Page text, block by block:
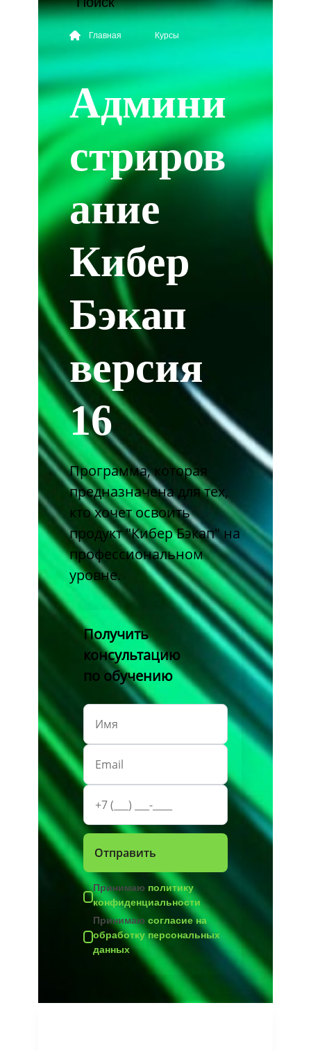
Главная Курсы
Админи
стриров
ание
Кибер
Бэкап
версия
16
Программа, которая
предназначена для тех,
кто хочет освоить
продукт "Кибер Бэкап" на
профессиональном
уровне.
Получить
консультацию
по обучению
Принимаю политику
конфиденциальности
Принимаю согласие на
обработку персональных
данных